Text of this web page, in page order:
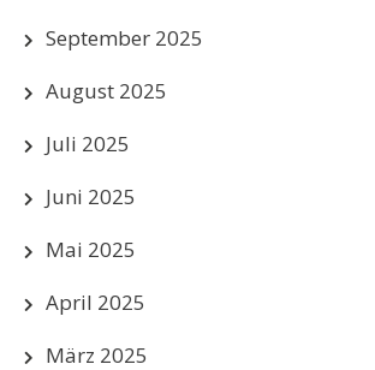
September 2025
August 2025
Juli 2025
Juni 2025
Mai 2025
April 2025
März 2025